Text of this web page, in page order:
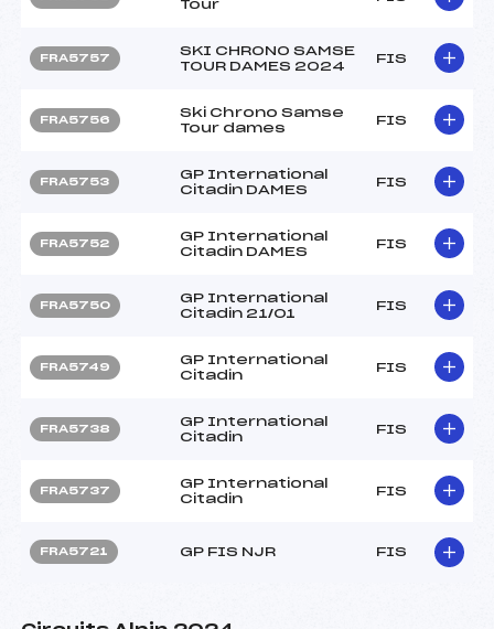
Tour
FRA5757
SKI CHRONO SAMSE
TOUR DAMES 2024
FIS
FRA5756
Ski Chrono Samse
Tour dames
FIS
FRA5753
GP International
Citadin DAMES
FIS
FRA5752
GP International
Citadin DAMES
FIS
FRA5750
GP International
Citadin 21/01
FIS
FRA5749
GP International
Citadin
FIS
FRA5738
GP International
Citadin
FIS
FRA5737
GP International
Citadin
FIS
FRA5721 GP FIS NJR FIS